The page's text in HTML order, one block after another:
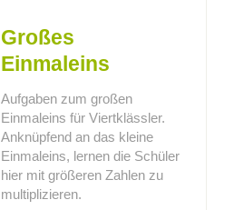
Großes
Einmaleins
Aufgaben zum großen
Einmaleins für Viertklässler.
Anknüpfend an das kleine
Einmaleins, lernen die Schüler
hier mit größeren Zahlen zu
multiplizieren.